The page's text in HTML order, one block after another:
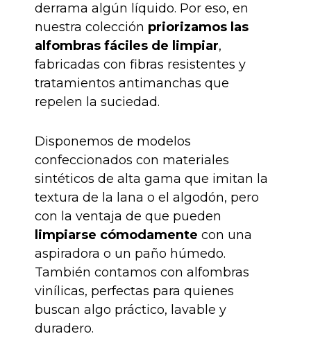
derrama algún líquido. Por eso, en
nuestra colección priorizamos las
alfombras fáciles de limpiar,
fabricadas con fibras resistentes y
tratamientos antimanchas que
repelen la suciedad.
Disponemos de modelos
confeccionados con materiales
sintéticos de alta gama que imitan la
textura de la lana o el algodón, pero
con la ventaja de que pueden
limpiarse cómodamente con una
aspiradora o un paño húmedo.
También contamos con alfombras
vinílicas, perfectas para quienes
buscan algo práctico, lavable y
duradero.